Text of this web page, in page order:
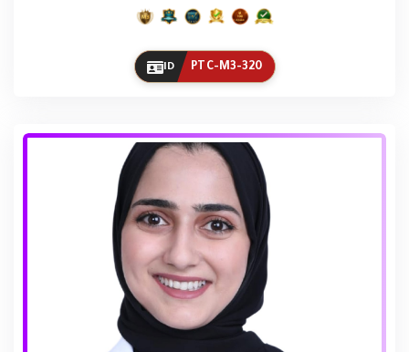
ID PTC-M3-320